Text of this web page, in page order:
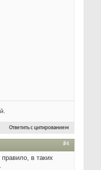
Ответить с цитированием
#4
в таких